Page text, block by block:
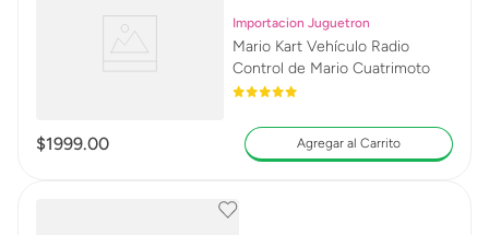
Importacion Juguetron
Mario Kart Vehículo Radio
Control de Mario Cuatrimoto
$1999.00 Agregar al Carrito